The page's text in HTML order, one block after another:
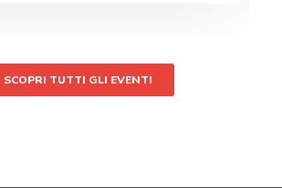
SCOPRI TUTTI GLI EVENTI